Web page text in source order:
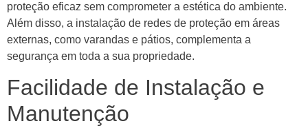
proteção eficaz sem comprometer a estética do ambiente.
Além disso, a instalação de redes de proteção em áreas
externas, como varandas e pátios, complementa a
segurança em toda a sua propriedade.
Facilidade de Instalação e
Manutenção